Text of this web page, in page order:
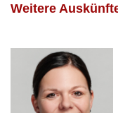
Weitere